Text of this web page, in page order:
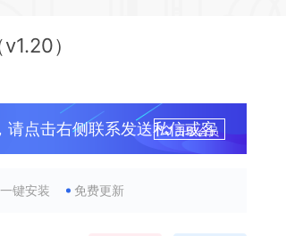
）
请点击右侧联系发送私信或客
升级会员
一键安装 免费更新